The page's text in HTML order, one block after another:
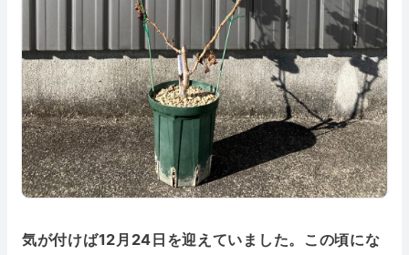
気が付けば12月24日を迎えていました。この頃にな